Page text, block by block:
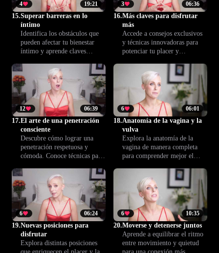
19:21
4
15.Superar barreras en lo
íntimo
Identifica los obstáculos que
pueden afectar tu bienestar
íntimo y aprende claves
lección te orienta para
enfrentar barreras comunes y
recuperar la plenitud en
pareja.
06:36
3
16.Más claves para disfrutar
más
Accede a consejos exclusivos
y técnicas innovadoras para
potenciar tu placer y
de Climax™ te acompaña a
lograr relaciones más plenas y
confianza íntima.
06:39
12
17.El arte de una penetración
consciente
Descubre cómo lograr una
penetración respetuosa y
cómoda. Conoce técnicas para
placer mutuo y el disfrute,
asegurando una experiencia
íntima más conectada y
satisfactoria.
06:01
6
18.Anatomía de la vagina y la
vulva
Explora la anatomía de la
vagina de manera completa
para comprender mejor el
las relaciones desde el
conocimiento y el respeto.
06:24
6
19.Nuevas posiciones para
disfrutar
Explora distintas posiciones
10:35
6
20.Moverse y detenerse juntos
Aprende a equilibrar el ritmo
entre movimiento y quietud